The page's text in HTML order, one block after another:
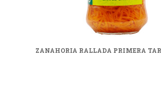
ZANAHORIA RALLADA PRIMERA